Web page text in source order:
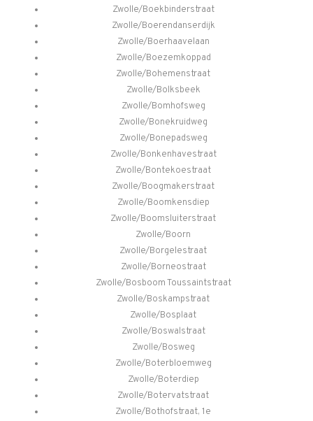
Zwolle/Boekbinderstraat
Zwolle/Boerendanserdijk
Zwolle/Boerhaavelaan
Zwolle/Boezemkoppad
Zwolle/Bohemenstraat
Zwolle/Bolksbeek
Zwolle/Bomhofsweg
Zwolle/Bonekruidweg
Zwolle/Bonepadsweg
Zwolle/Bonkenhavestraat
Zwolle/Bontekoestraat
Zwolle/Boogmakerstraat
Zwolle/Boomkensdiep
Zwolle/Boomsluiterstraat
Zwolle/Boorn
Zwolle/Borgelestraat
Zwolle/Borneostraat
Zwolle/Bosboom Toussaintstraat
Zwolle/Boskampstraat
Zwolle/Bosplaat
Zwolle/Boswalstraat
Zwolle/Bosweg
Zwolle/Boterbloemweg
Zwolle/Boterdiep
Zwolle/Botervatstraat
Zwolle/Bothofstraat, 1e